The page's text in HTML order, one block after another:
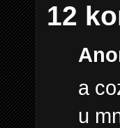
12
a
u